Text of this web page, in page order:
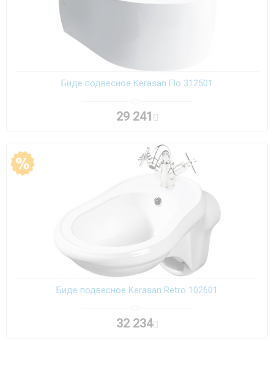
Биде подвесное Kerasan Flo 312501
29 241
Биде подвесное Kerasan Retro 102601
32 234